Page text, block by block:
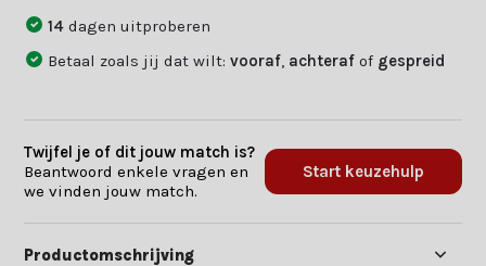
14dagen uitproberen
Betaal zoals jij dat wilt:vooraf achteraf of gespreid
Twijfel je of dit jouw match is?
Beantwoord enkele vragen en
we vinden jouw match.
Start keuzehulp
Productomschrijving